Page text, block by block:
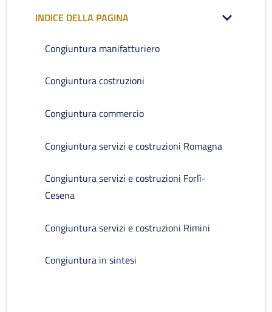
INDICE DELLA PAGINA
Congiuntura manifatturiero
Congiuntura costruzioni
Congiuntura commercio
Congiuntura servizi e costruzioni Romagna
Congiuntura servizi e costruzioni Forlì-
Cesena
Congiuntura servizi e costruzioni Rimini
Congiuntura in sintesi